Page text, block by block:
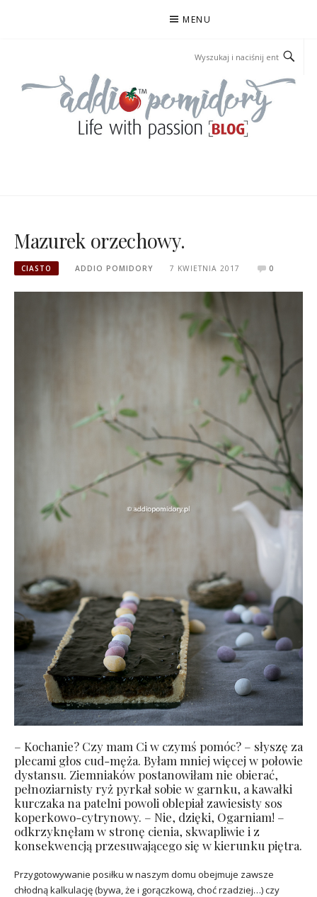
MENU
Mazurek orzechowy.
CIASTO ADDIO POMIDORY 7 KWIETNIA 2017 0
– Kochanie? Czy mam Ci w czymś pomóc? – słyszę za
plecami głos cud-męża. Byłam mniej więcej w połowie
dystansu. Ziemniaków postanowiłam nie obierać,
pełnoziarnisty ryż pyrkał sobie w garnku, a kawałki
kurczaka na patelni powoli oblepiał zawiesisty sos
koperkowo-cytrynowy. – Nie, dzięki, Ogarniam! –
odkrzyknęłam w stronę cienia, skwapliwie i z
konsekwencją przesuwającego się w kierunku piętra.
Przygotowywanie posiłku w naszym domu obejmuje zawsze
chłodną kalkulację (bywa, że i gorączkową, choć rzadziej…) czy